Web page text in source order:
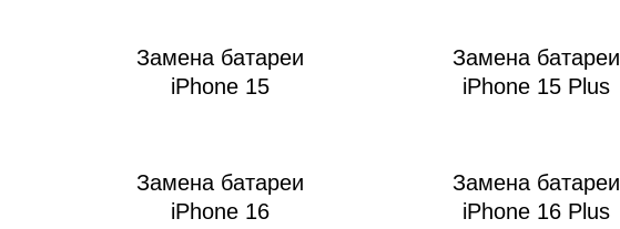
Замена батареи
iPhone 15
Замена батареи
iPhone 15 Plus
Замена батареи
iPhone 16
Замена батареи
iPhone 16 Plus